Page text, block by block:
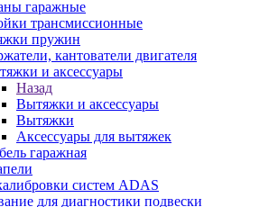
гаражные
трансмиссионные
пружин
кантователи двигателя
и аксессуары
Назад
Вытяжки и аксессуары
Вытяжки
Аксессуары для вытяжек
гаражная
систем ADAS
для диагностики подвески